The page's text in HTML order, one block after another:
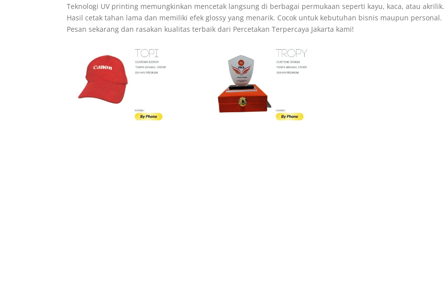
Teknologi UV printing memungkinkan mencetak langsung di berbagai permukaan seperti kayu, kaca, atau akrilik.
Hasil cetak tahan lama dan memiliki efek glossy yang menarik. Cocok untuk kebutuhan bisnis maupun personal.
Pesan sekarang dan rasakan kualitas terbaik dari Percetakan Terpercaya Jakarta kami!